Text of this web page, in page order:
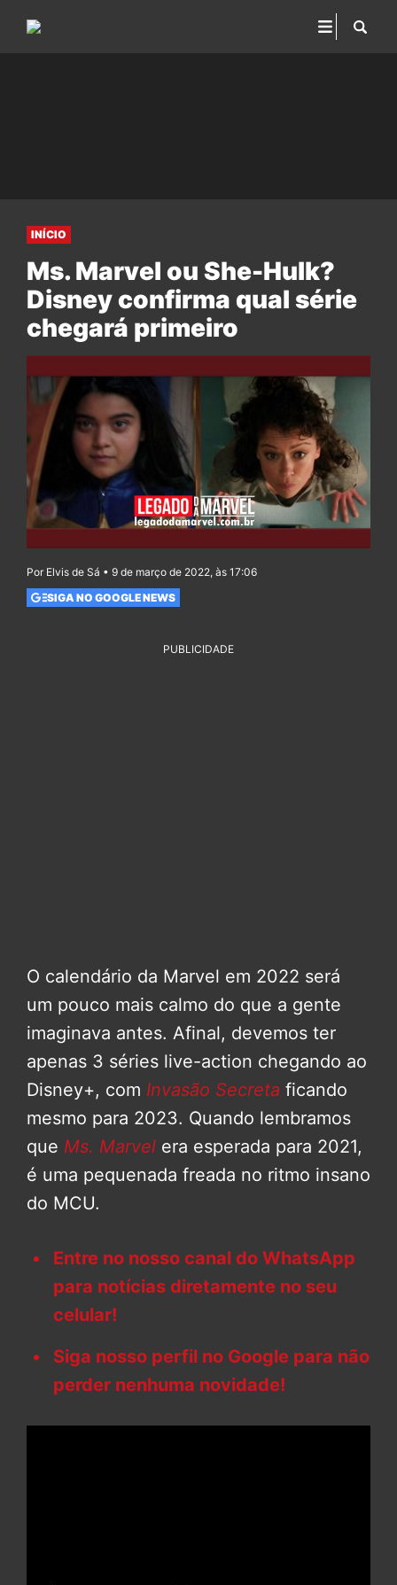
INÍCIO
Ms. Marvel ou She-Hulk?
Disney confirma qual série
chegará primeiro
Por Elvis de Sá • 9 de março de 2022, às 17:06
SIGA NO GOOGLE NEWS
PUBLICIDADE
O calendário da Marvel em 2022 será
um pouco mais calmo do que a gente
imaginava antes. Afinal, devemos ter
apenas 3 séries live-action chegando ao
Disney+, com Invasão Secreta ficando
mesmo para 2023. Quando lembramos
que Ms. Marvel era esperada para 2021,
é uma pequenada freada no ritmo insano
do MCU.
Entre no nosso canal do WhatsApp
para notícias diretamente no seu
celular!
Siga nosso perfil no Google para não
perder nenhuma novidade!